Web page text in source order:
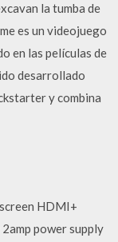
la tumba de
es un videojuego
en las películas de
desarrollado
y combina
HDMI+
power supply